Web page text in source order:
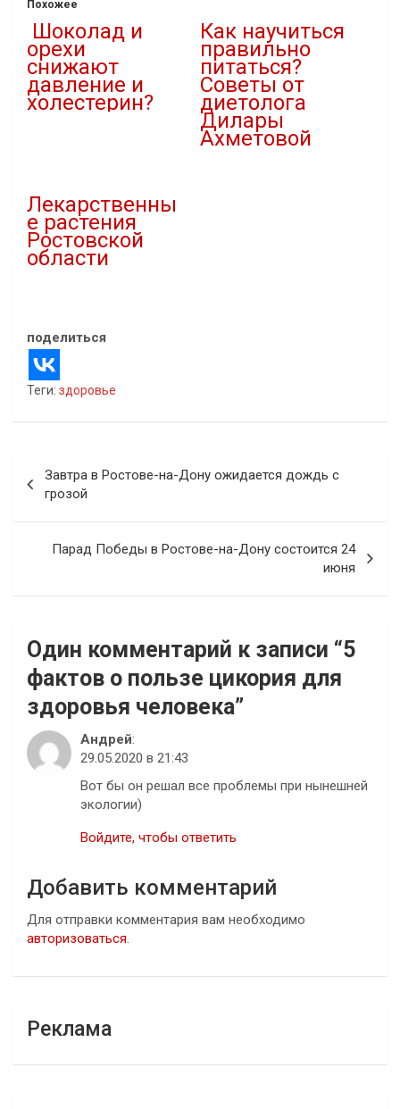
Похожее
Шоколад и
орехи
снижают
давление и
холестерин?
Как научиться
правильно
питаться?
Советы от
диетолога
Дилары
Ахметовой
Лекарственны
е растения
Ростовской
области
поделиться
Теги: здоровье
по
записям
Завтра в Ростове-на-Дону ожидается дождь с
грозой
Парад Победы в Ростове-на-Дону состоится 24
июня
Один комментарий к записи “5
фактов о пользе цикория для
здоровья человека”
Андрей:
29.05.2020 в 21:43
Вот бы он решал все проблемы при нынешней
экологии)
Войдите, чтобы ответить
Добавить комментарий
Для отправки комментария вам необходимо
авторизоваться.
Реклама